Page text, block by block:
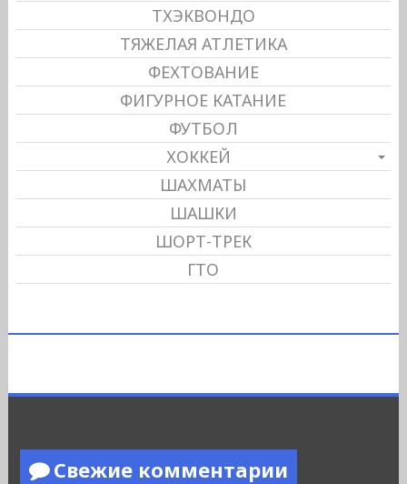
ТХЭКВОНДО
ТЯЖЕЛАЯ АТЛЕТИКА
ФЕХТОВАНИЕ
ФИГУРНОЕ КАТАНИЕ
ФУТБОЛ
ХОККЕЙ
ШАХМАТЫ
ШАШКИ
ШОРТ-ТРЕК
ГТО
Свежие комментарии